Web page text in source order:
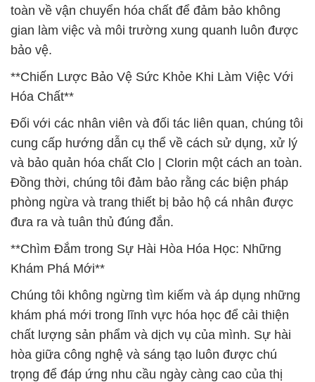
toàn về vận chuyển hóa chất để đảm bảo không
gian làm việc và môi trường xung quanh luôn được
bảo vệ.
**Chiến Lược Bảo Vệ Sức Khỏe Khi Làm Việc Với
Hóa Chất**
Đối với các nhân viên và đối tác liên quan, chúng tôi
cung cấp hướng dẫn cụ thể về cách sử dụng, xử lý
và bảo quản hóa chất Clo | Clorin một cách an toàn.
Đồng thời, chúng tôi đảm bảo rằng các biện pháp
phòng ngừa và trang thiết bị bảo hộ cá nhân được
đưa ra và tuân thủ đúng đắn.
**Chìm Đắm trong Sự Hài Hòa Hóa Học: Những
Khám Phá Mới**
Chúng tôi không ngừng tìm kiếm và áp dụng những
khám phá mới trong lĩnh vực hóa học để cải thiện
chất lượng sản phẩm và dịch vụ của mình. Sự hài
hòa giữa công nghệ và sáng tạo luôn được chú
trọng để đáp ứng nhu cầu ngày càng cao của thị